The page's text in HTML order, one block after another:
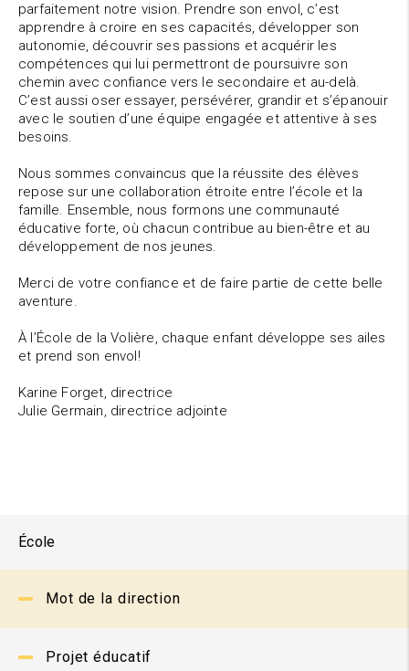
École
Mot de la direction
Projet éducatif
parfaitement notre vision. Prendre son envol, c’est
apprendre à croire en ses capacités, développer son
autonomie, découvrir ses passions et acquérir les
compétences qui lui permettront de poursuivre son
chemin avec confiance vers le secondaire et au-delà.
C’est aussi oser essayer, persévérer, grandir et s’épanouir
avec le soutien d’une équipe engagée et attentive à ses
besoins.
Nous sommes convaincus que la réussite des élèves
repose sur une collaboration étroite entre l’école et la
famille. Ensemble, nous formons une communauté
éducative forte, où chacun contribue au bien-être et au
développement de nos jeunes.
Merci de votre confiance et de faire partie de cette belle
aventure.
À l’École de la Volière, chaque enfant développe ses ailes
et prend son envol!
Karine Forget, directrice
Julie Germain, directrice adjointe